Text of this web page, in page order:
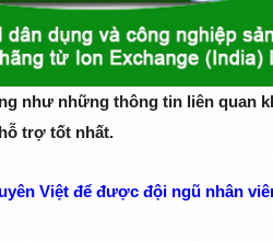
như những thông tin liên quan
trợ tốt nhất.
Việtđể được đội ngũ nhân